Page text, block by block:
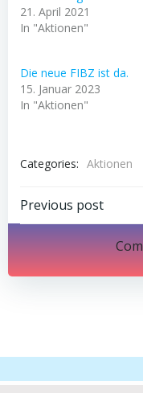
21. April 2021
In "Aktionen"
Die neue FIBZ ist da.
15. Januar 2023
In "Aktionen"
Categories: Aktionen
Post
Previous post